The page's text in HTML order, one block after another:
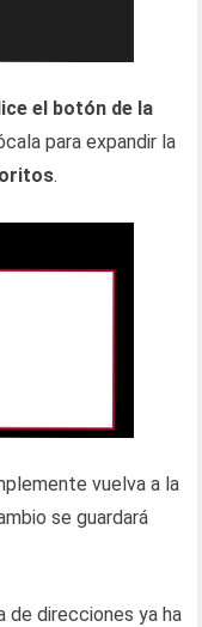
el botón de la
para expandir la
.
vuelva a la
se guardará
de direcciones ya ha